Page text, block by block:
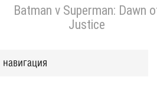
Batman v Superman: Dawn
Justice
Eloise
Трейлер (на русском языке)
Призраки Элоиз
навигация